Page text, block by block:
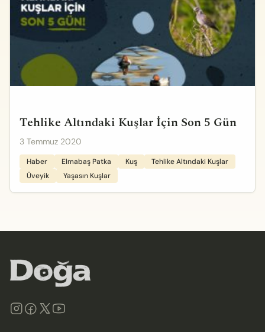
Tehlike Altındaki Kuşlar İçin Son 5 Gün
3 Temmuz 2020
Haber Elmabaş Patka Kuş
Tehlike Altındaki Kuşlar
Üveyik
Yaşasın Kuşlar